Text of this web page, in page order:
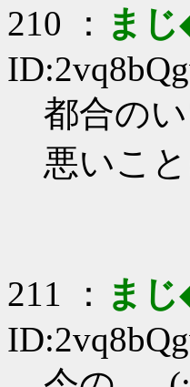
210 ： まじ
都合の
悪いこ
211 ： まじ